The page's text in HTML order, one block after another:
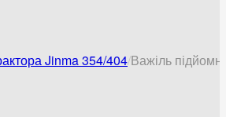
Jinma 354/404 Важіль